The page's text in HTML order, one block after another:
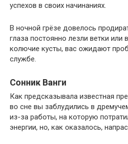
успехов в своих начинаниях.
В ночной грёзе довелось
глаза постоянно лезли ветки или
колючие кусты, вас ожидают
службе.
Сонник Ванги
Как предсказывала известная
во сне вы заблудились в
из-за работы, на которую
энергии, но, как оказалось,